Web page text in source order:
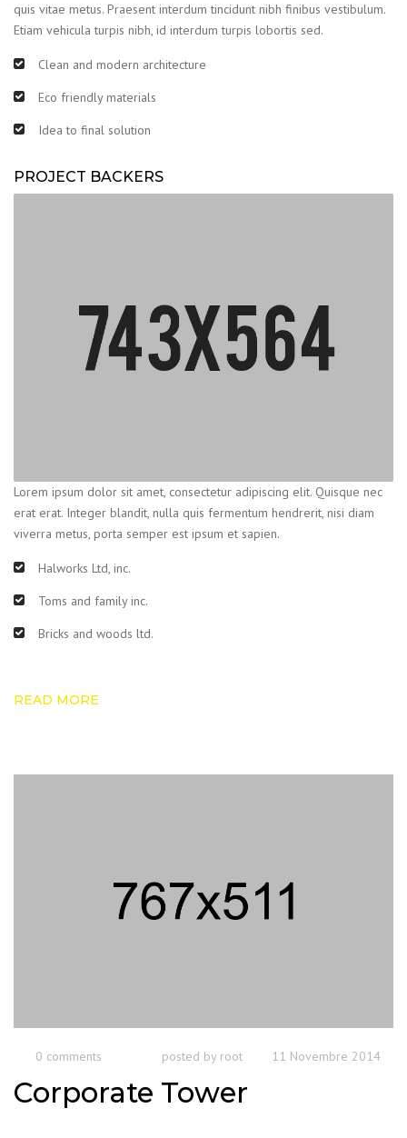
quis vitae metus. Praesent interdum tincidunt nibh finibus vestibulum.
Etiam vehicula turpis nibh, id interdum turpis lobortis sed.
Clean and modern architecture
Eco friendly materials
Idea to final solution
PROJECT BACKERS
Lorem ipsum dolor sit amet, consectetur adipiscing elit. Quisque nec
erat erat. Integer blandit, nulla quis fermentum hendrerit, nisi diam
viverra metus, porta semper est ipsum et sapien.
Halworks Ltd, inc.
Toms and family inc.
Bricks and woods ltd.
READ MORE
0 comments posted by root 11 Novembre 2014
Corporate Tower